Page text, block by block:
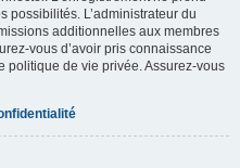
possibilités. L’administrateur du
additionnelles aux membres
vous d’avoir pris connaissance
politique de vie privée. Assurez-vous